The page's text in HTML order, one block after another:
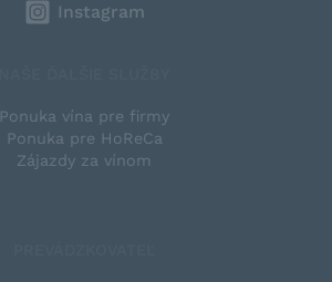
Instagram
Ponuka vína pre firmy
Ponuka pre HoReCa
Zájazdy za vínom